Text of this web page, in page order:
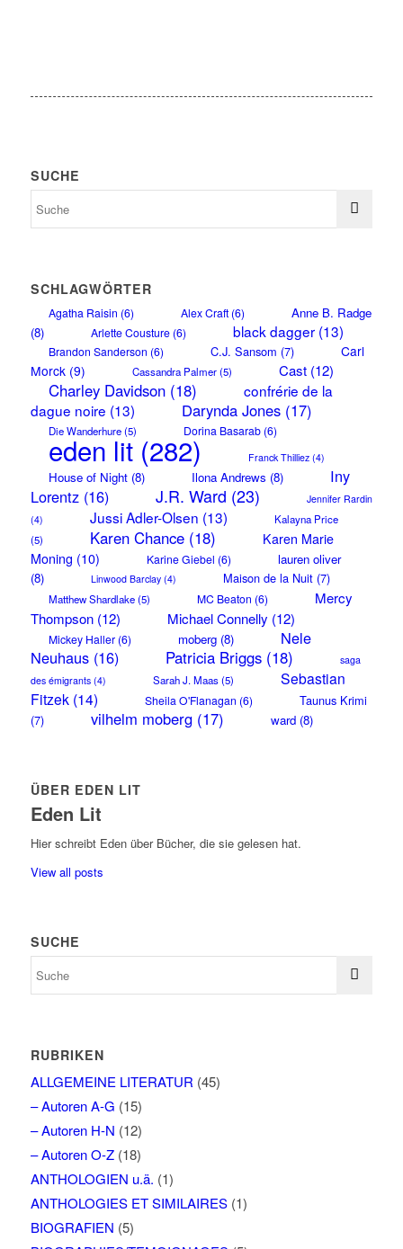
SUCHE
SCHLAGWÖRTER
Agatha Raisin (6) Alex Craft(6)
Anne B. Radge
(8)
Arlette Cousture(6) black dagger(13)
Brandon Sanderson (6) C.J. Sansom (7)
Carl
Morck(9) Cassandra Palmer(5) Cast(12)
Charley Davidson(18)
confrérie de la
dague noire (13) Darynda Jones(17)
Die Wanderhure(5) Dorina Basarab(6)
eden lit(282) Franck Thilliez(4)
House of Night(8) Ilona Andrews (8)
Iny
Lorentz(16) J.R. Ward (23)
Jennifer Rardin
(4)
Jussi Adler-Olsen (13)
Kalayna Price
(5)
Karen Chance(18)
Karen Marie
Moning (10) Karine Giebel (6)
lauren oliver
(8)
Linwood Barclay(4) Maison de la Nuit(7)
Matthew Shardlake(5) MC Beaton (6)
Mercy
Thompson(12) Michael Connelly (12)
Mickey Haller(6) moberg(8)
Nele
Neuhaus(16) Patricia Briggs(18)
saga
des émigrants(4) Sarah J. Maas(5)
Sebastian
Fitzek(14) Sheila O'Flanagan (6)
Taunus Krimi
(7)
vilhelm moberg(17) ward(8)
ÜBER EDEN LIT
Eden Lit
Hier schreibt Eden über Bücher, die sie gelesen hat.
View all posts
SUCHE
RUBRIKEN
ALLGEMEINE LITERATUR (45)
– Autoren A-G (15)
– Autoren H-N (12)
– Autoren O-Z(18)
ANTHOLOGIEN u.ä. (1)
ANTHOLOGIES ET SIMILAIRES(1)
BIOGRAFIEN (5)